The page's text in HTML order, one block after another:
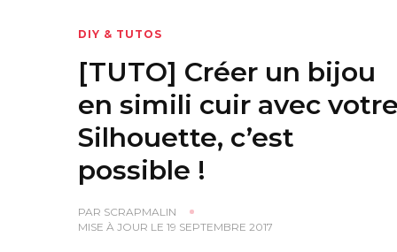
DIY & TUTOS
[TUTO] Créer un bijou
en simili cuir avec
Silhouette, c’est
possible !
PAR SCRAPMALIN
MISE À JOUR LE 19 SEPTEMBRE 2017